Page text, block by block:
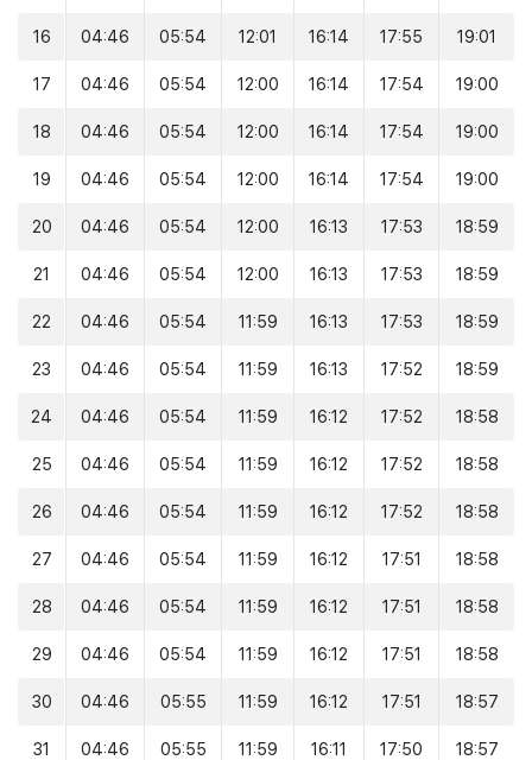
16 04:46 05:54 12:01 16:14 17:55 19:01
17 04:46 05:54 12:00 16:14 17:54 19:00
18 04:46 05:54 12:00 16:14 17:54 19:00
19 04:46 05:54 12:00 16:14 17:54 19:00
20 04:46 05:54 12:00 16:13 17:53 18:59
21 04:46 05:54 12:00 16:13 17:53 18:59
22 04:46 05:54 11:59 16:13 17:53 18:59
23 04:46 05:54 11:59 16:13 17:52 18:59
24 04:46 05:54 11:59 16:12 17:52 18:58
25 04:46 05:54 11:59 16:12 17:52 18:58
26 04:46 05:54 11:59 16:12 17:52 18:58
27 04:46 05:54 11:59 16:12 17:51 18:58
28 04:46 05:54 11:59 16:12 17:51 18:58
29 04:46 05:54 11:59 16:12 17:51 18:58
30 04:46 05:55 11:59 16:12 17:51 18:57
31 04:46 05:55 11:59 16:11 17:50 18:57